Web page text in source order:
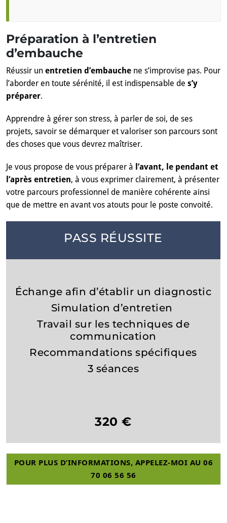
Préparation à l’entretien
d’embauche
Réussir un entretien d’embauche ne s’improvise pas. Pour
l’aborder en toute sérénité, il est indispensable de s’y
préparer.
Apprendre à gérer son stress, à parler de soi, de ses
projets, savoir se démarquer et valoriser son parcours sont
des choses que vous devrez maîtriser.
Je vous propose de vous préparer à l’avant, le pendant et
l’après entretien, à vous exprimer clairement, à présenter
votre parcours professionnel de manière cohérente ainsi
que de mettre en avant vos atouts pour le poste convoité.
PASS RÉUSSITE
Échange afin d’établir un diagnostic
Simulation d’entretien
Travail sur les techniques de
communication
Recommandations spécifiques
3 séances
320 €
POUR PLUS D’INFORMATIONS, APPELEZ-MOI AU 06
70 06 56 56